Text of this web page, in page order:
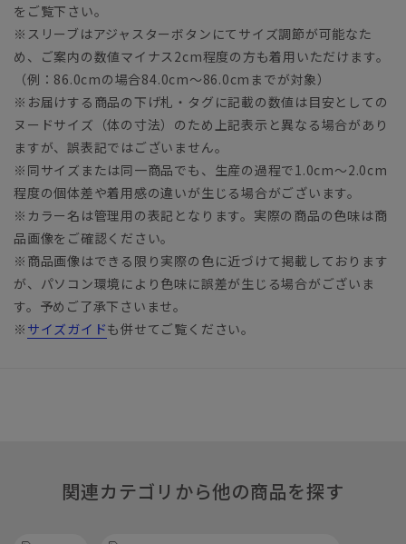
をご覧下さい。
※スリーブはアジャスターボタンにてサイズ調節が可能なた
め、ご案内の数値マイナス2cm程度の方も着用いただけます。
（例：86.0cmの場合84.0cm～86.0cmまでが対象）
※お届けする商品の下げ札・タグに記載の数値は目安としての
ヌードサイズ（体の寸法）のため上記表示と異なる場合があり
ますが、誤表記ではございません。
※同サイズまたは同一商品でも、生産の過程で1.0cm～2.0cm
程度の個体差や着用感の違いが生じる場合がございます。
※カラー名は管理用の表記となります。実際の商品の色味は商
品画像をご確認ください。
※商品画像はできる限り実際の色に近づけて掲載しております
が、パソコン環境により色味に誤差が生じる場合がございま
す。予めご了承下さいませ。
※ サイズガイドも併せてご覧ください。
関連カテゴリから他の商品を探す